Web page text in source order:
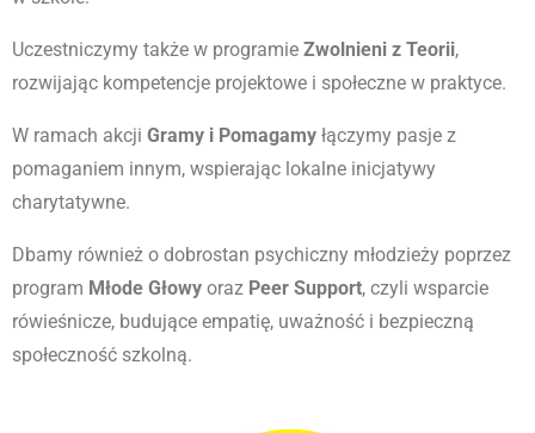
Uczestniczymy także w programie Zwolnieni z Teorii,
rozwijając kompetencje projektowe i społeczne w praktyce.
W ramach akcji Gramy i Pomagamy łączymy pasje z
pomaganiem innym, wspierając lokalne inicjatywy
charytatywne.
Dbamy również o dobrostan psychiczny młodzieży poprzez
program Młode Głowy oraz Peer Support, czyli wsparcie
rówieśnicze, budujące empatię, uważność i bezpieczną
społeczność szkolną.